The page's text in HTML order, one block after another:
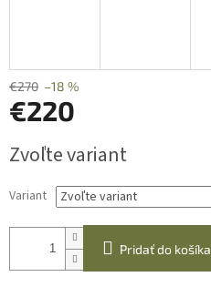
€270 –18 %
€220
cena:
Zvoľte variant
Variant
Pridať do košíka